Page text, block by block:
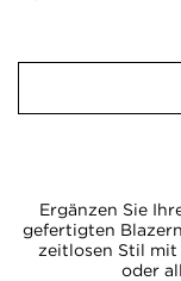
Ergänzen Sie
gefertigten
zeitlosen Stil mit
oder